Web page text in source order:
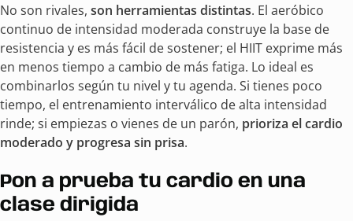
No son rivales, son herramientas distintas. El aeróbico
continuo de intensidad moderada construye la base de
resistencia y es más fácil de sostener; el HIIT exprime más
en menos tiempo a cambio de más fatiga. Lo ideal es
combinarlos según tu nivel y tu agenda. Si tienes poco
tiempo, el entrenamiento interválico de alta intensidad
rinde; si empiezas o vienes de un parón, prioriza el cardio
moderado y progresa sin prisa.
Pon a prueba tu cardio en una
clase dirigida